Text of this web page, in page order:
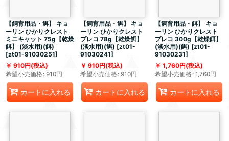
【飼育用品・餌】 キョ
ーリン ひかりクレスト
ミニキャット 75g【乾燥
餌】 (淡水用)(餌)
[zt01-91030251]
910円(税込)
希望小売価格: 910円
カートに入れる
【飼育用品・餌】 キョ
ーリン ひかりクレスト
プレコ 78g【乾燥餌】
(淡水用)(餌) [zt01-
91030241]
910円(税込)
希望小売価格: 910円
カートに入れる
【飼育用品・餌】 キョ
ーリン ひかりクレスト
プレコ 300g【乾燥餌】
(淡水用)(餌) [zt01-
91030231]
1,760円(税込)
希望小売価格: 1,760円
カートに入れる